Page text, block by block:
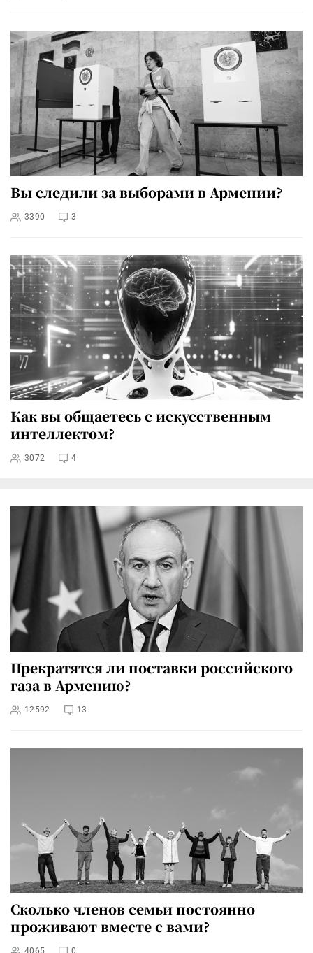
Вы следили за выборами в Армении?
3390 3
Как вы общаетесь с искусственным
интеллектом?
3072 4
Прекратятся ли поставки российского
газа в Армению?
12592 13
Сколько членов семьи постоянно
проживают вместе с вами?